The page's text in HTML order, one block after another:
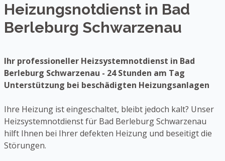
Heizungsnotdienst in Bad
Berleburg Schwarzenau
Ihr professioneller Heizsystemnotdienst in Bad
Berleburg Schwarzenau - 24 Stunden am Tag
Unterstützung bei beschädigten Heizungsanlagen
Ihre Heizung ist eingeschaltet, bleibt jedoch kalt? Unser
Heizsystemnotdienst für Bad Berleburg Schwarzenau
hilft Ihnen bei Ihrer defekten Heizung und beseitigt die
Störungen.